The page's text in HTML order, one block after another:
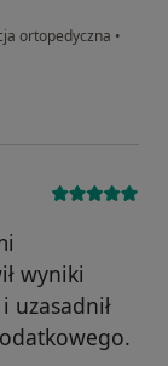
ortopedyczna •
wyniki
uzasadnił